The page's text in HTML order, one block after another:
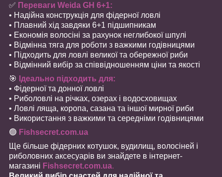
✅ Переваги Weida GH 6+1:
• Надійна конструкція для фідерної ловлі
• Плавний хід завдяки 6+1 підшипникам
• Економія волосіні за рахунок неглибокої шпулі
• Відмінна тяга для роботи з важкими годівницями
• Підходить для ловлі великої та обережної риби
• Відмінний вибір за співвідношенням ціни та якості
🎯 Ідеально підходить для:
• Фідерної та донної ловлі
• Риболовлі на річках, озерах і водосховищах
• Ловлі ляща, коропа, сазана та іншої мирної риби
• Використання з важкими та середніми годівницями
🟢 Fishsecret.com.ua
Ще більше фідерних котушок, вудилищ, волосіней і
риболовних аксесуарів ви знайдете в інтернет-
магазині Fishsecret.com.ua.